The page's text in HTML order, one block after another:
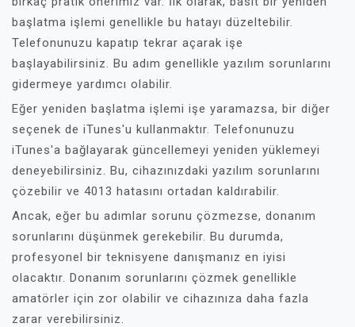
başlatma işlemi genellikle bu hatayı düzeltebilir.
Telefonunuzu kapatıp tekrar açarak işe
başlayabilirsiniz. Bu adım genellikle yazılım sorunlarını
gidermeye yardımcı olabilir.
Eğer yeniden başlatma işlemi işe yaramazsa, bir diğer
seçenek de iTunes'u kullanmaktır. Telefonunuzu
iTunes'a bağlayarak güncellemeyi yeniden yüklemeyi
deneyebilirsiniz. Bu, cihazınızdaki yazılım sorunlarını
çözebilir ve 4013 hatasını ortadan kaldırabilir.
Ancak, eğer bu adımlar sorunu çözmezse, donanım
sorunlarını düşünmek gerekebilir. Bu durumda,
profesyonel bir teknisyene danışmanız en iyisi
olacaktır. Donanım sorunlarını çözmek genellikle
amatörler için zor olabilir ve cihazınıza daha fazla
zarar verebilirsiniz.